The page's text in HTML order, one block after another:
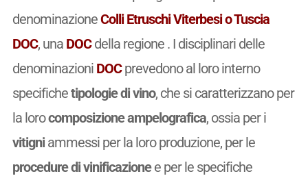
denominazioneColli Etruschi Viterbesi o Tuscia
DOC, una DOCdella regione . I disciplinari delle
denominazioni DOCprevedono al loro interno
specifichetipologie di vino, che si caratterizzano per
la lorocomposizione ampelografica, ossia per i
vitigniammessi per la loro produzione, per le
procedure di vinificazionee per le specifiche